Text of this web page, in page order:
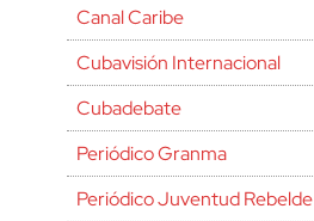
Canal Caribe
Cubavisión Internacional
Cubadebate
Periódico Granma
Periódico Juventud Rebelde